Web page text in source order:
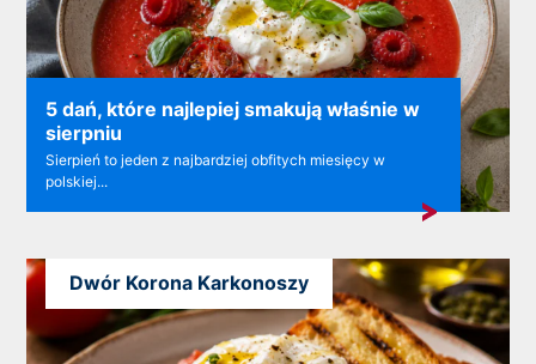
5 dań, które najlepiej smakują właśnie w
sierpniu
Sierpień to jeden z najbardziej obfitych miesięcy w
polskiej...
Dwór Korona Karkonoszy